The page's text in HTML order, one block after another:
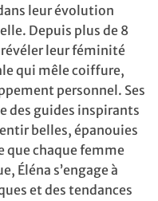
leur évolution
Depuis plus de 8
révéler leur féminité
qui mêle coiffure,
personnel. Ses
des guides inspirants
belles, épanouies
que chaque femme
Éléna s’engage à
et des tendances